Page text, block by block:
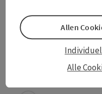
Barrierefreiheit
Beitrag merken
Alle
Allen